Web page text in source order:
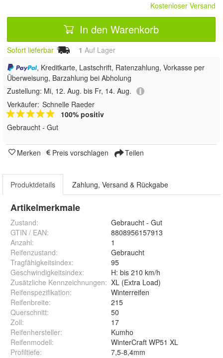
Kostenloser Versand
In den Warenkorb
Sofort lieferbar 1 Auf Lager
, Kreditkarte, Lastschrift, Ratenzahlung, Vorkasse per
Überweisung, Barzahlung bei Abholung
Zustellung: Mi, 12. Aug. bis Fr, 14. Aug.
Verkäufer: Schnelle Raeder
100% positiv
Gebraucht - Gut
Merken Preis vorschlagen Teilen
Produktdetails Zahlung, Versand & Rückgabe
Artikelmerkmale
Zustand:
Gebraucht - Gut
GTIN / EAN:
8808956157913
Anzahl:
1
Reifenzustand:
Gebraucht
Tragfähigkeitsindex:
95
Geschwindigkeitsindex:
H: bis 210 km/h
Zusätzliche Kennzeichnungen: XL (Extra Load)
Reifenspezifikation:
Winterreifen
Reifenbreite:
215
Querschnitt:
50
Zoll:
17
Reifenhersteller:
Kumho
Reifenmodell:
WinterCraft WP51 XL
Profiltiefe:
7,5-8,4mm